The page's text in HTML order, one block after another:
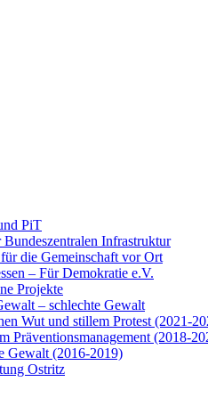
PiT
Infrastruktur
die Gemeinschaft vor Ort
– Für Demokratie e.V.
Projekte
– schlechte Gewalt
Wut und stillem Protest (2021-
Präventionsmanagement (2018-
Gewalt (2016-2019)
Ostritz